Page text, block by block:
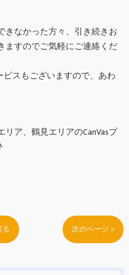
きなかった方々、引き続きお
ますのでご気軽にご連絡くだ
スもございますので、あわ
ア、鶴見エリアのCanVasプ
次のページ >